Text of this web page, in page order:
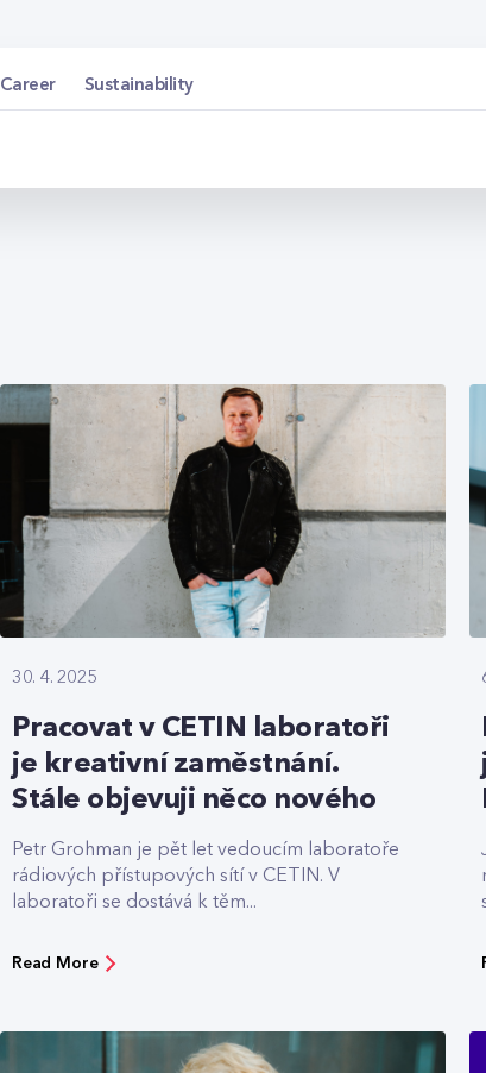
Career Sustainability
30. 4. 2025
Pracovat v CETIN laboratoři
je kreativní zaměstnání.
Stále objevuji něco nového
Petr Grohman je pět let vedoucím laboratoře
rádiových přístupových sítí v CETIN. V
laboratoři se dostává k těm...
Read More